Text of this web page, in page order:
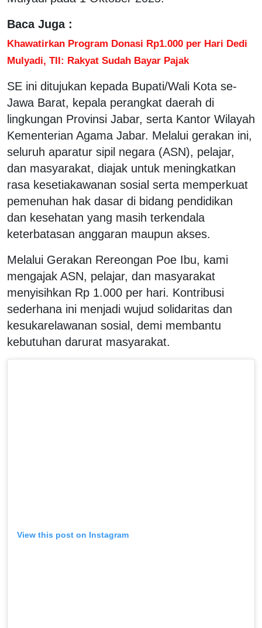
Baca Juga :
Khawatirkan Program Donasi Rp1.000 per Hari Dedi
Mulyadi, TII: Rakyat Sudah Bayar Pajak
SE ini ditujukan kepada Bupati/Wali Kota se-
Jawa Barat, kepala perangkat daerah di
lingkungan Provinsi Jabar, serta Kantor Wilayah
Kementerian Agama Jabar. Melalui gerakan ini,
seluruh aparatur sipil negara (ASN), pelajar,
dan masyarakat, diajak untuk meningkatkan
rasa kesetiakawanan sosial serta memperkuat
pemenuhan hak dasar di bidang pendidikan
dan kesehatan yang masih terkendala
keterbatasan anggaran maupun akses.
Melalui Gerakan Rereongan Poe Ibu, kami
mengajak ASN, pelajar, dan masyarakat
menyisihkan Rp 1.000 per hari. Kontribusi
sederhana ini menjadi wujud solidaritas dan
kesukarelawanan sosial, demi membantu
kebutuhan darurat masyarakat.
View this post on Instagram